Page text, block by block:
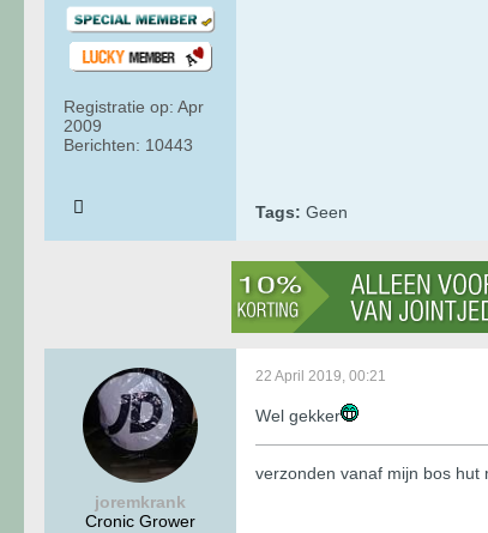
Registratie op: Apr
2009
Berichten: 10443
Tags: Geen
joremkrank
Cronic Grower
22 April 2019, 00:21
Wel gekker
verzonden vanaf mijn bos hut